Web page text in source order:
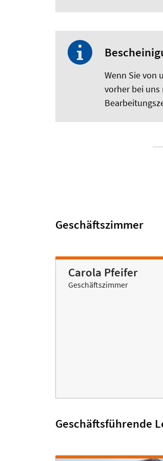
Wenn Sie von
vorher bei
Geschäftszimmer
Carola Pfeifer
Geschäftszimmer
Geschäftsführende